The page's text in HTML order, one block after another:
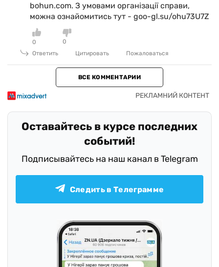
bohun.com. З умовами організації справи,
можна ознайомитись тут - goo-gl.su/ohu73U7Z
0
0
Ответить
Цитировать Пожаловаться
ВСЕ КОММЕНТАРИИ
Оставайтесь в курсе последних
событий!
Подписывайтесь на наш канал в Telegram
Следить в Телеграмме